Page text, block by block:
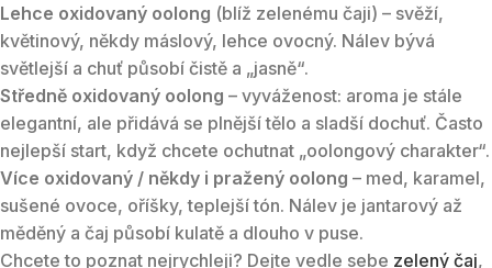
Lehce oxidovaný oolong (blíž zelenému čaji) – svěží,
květinový, někdy máslový, lehce ovocný. Nálev bývá
světlejší a chuť působí čistě a „jasně“.
Středně oxidovaný oolong – vyváženost: aroma je stále
elegantní, ale přidává se plnější tělo a sladší dochuť. Často
nejlepší start, když chcete ochutnat „oolongový charakter“.
Více oxidovaný / někdy i pražený oolong – med, karamel,
sušené ovoce, oříšky, teplejší tón. Nálev je jantarový až
měděný a čaj působí kulatě a dlouho v puse.
Chcete to poznat nejrychleji? Dejte vedle sebe zelený čaj,